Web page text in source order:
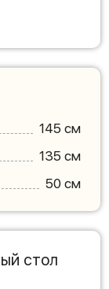
145 см
135 см
50 см
стол